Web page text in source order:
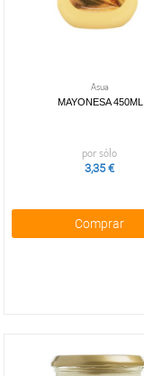
Asua
MAYONESA 450ML
por sólo
3,35 €
Comprar